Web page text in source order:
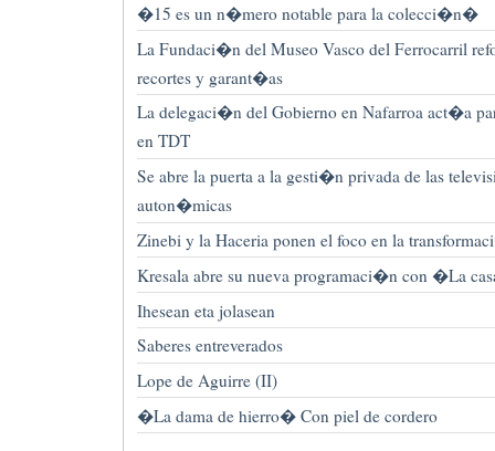
�15 es un n�mero notable para la colecci�n�
La Fundaci�n del Museo Vasco del Ferrocarril
recortes y garant�as
La delegaci�n del Gobierno en Nafarroa act�a
en TDT
Se abre la puerta a la gesti�n privada de las
auton�micas
Zinebi y la Haceria ponen el foco en la
Kresala abre su nueva programaci�n con �La
Ihesean eta jolasean
Saberes entreverados
Lope de Aguirre (II)
�La dama de hierro� Con piel de cordero